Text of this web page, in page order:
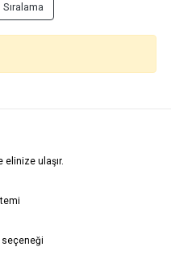
Sıralama
elinize ulaşır.
seçeneği